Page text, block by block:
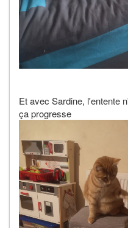
Et avec Sardine, l'entente
ça progresse